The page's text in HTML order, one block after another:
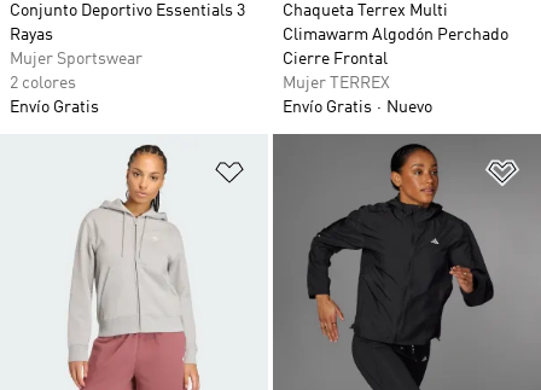
Conjunto Deportivo Essentials 3
Rayas
Mujer Sportswear
2 colores
Envío Gratis
Chaqueta Terrex Multi
Climawarm Algodón Perchado
Cierre Frontal
Mujer TERREX
Envío Gratis
Nuevo
Añadir a la lista de deseos